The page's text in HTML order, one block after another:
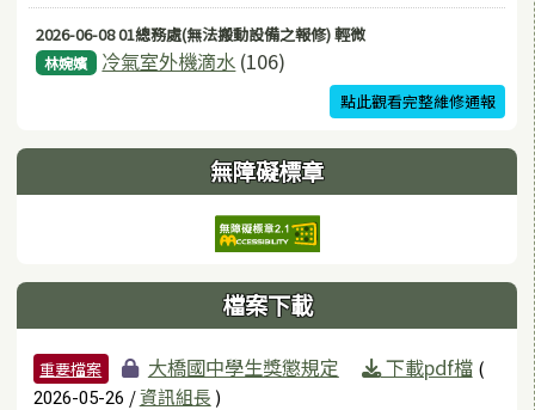
2026-06-08 01總務處(無法搬動設備之報修) 輕微
林婉嬪 冷氣室外機滴水 (106)
點此觀看完整維修通報
無障礙標章
檔案下載
檔案列表
重要檔案 大橋國中學生獎懲規定 下載pdf檔 (
2026-05-26 /資訊組長 )